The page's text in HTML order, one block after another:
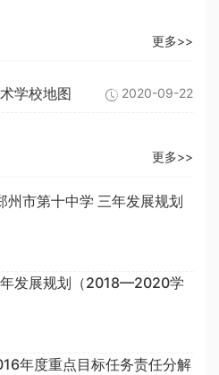
更多>>
学校地图 2020-09-22
更多>>
州市第十中学 三年发展规划
发展规划（2018—2020学
年度重点目标任务责任分解